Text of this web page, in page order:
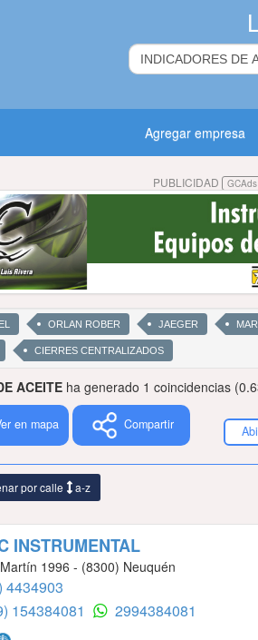
Agregar empresa
PUBLICIDAD GCAds
ORLAN ROBER JAEGER
CIERRES CENTRALIZADOS
ACEITE ha generado 1 coincidencias
en mapa Compartir
por calle a-z
INSTRUMENTAL
1996 - (8300) Neuquén
4434903
154384081
2994384081